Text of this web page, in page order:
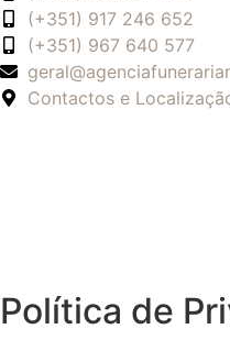
(+351) 917 246 652
(+351) 967 640 577
Contactos e
Política de